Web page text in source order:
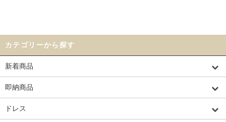
カテゴリーから探す
新着商品
即納商品
ドレス